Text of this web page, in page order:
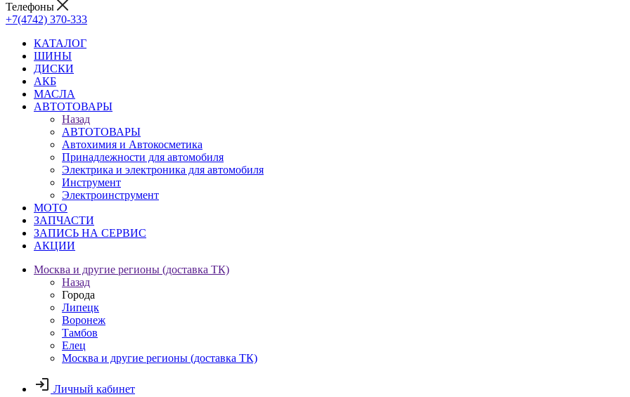
Телефоны
+7(4742) 370-333
КАТАЛОГ
ШИНЫ
ДИСКИ
АКБ
МАСЛА
АВТОТОВАРЫ
Назад
АВТОТОВАРЫ
Автохимия и Автокосметика
Принадлежности для автомобиля
Электрика и электроника для автомобиля
Инструмент
Электроинструмент
МОТО
ЗАПЧАСТИ
ЗАПИСЬ НА СЕРВИС
АКЦИИ
Москва и другие регионы (доставка ТК)
Назад
Города
Липецк
Воронеж
Тамбов
Елец
Москва и другие регионы (доставка ТК)
Личный кабинет